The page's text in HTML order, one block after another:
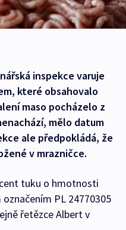
inspekce varuje
které obsahovalo
maso pocházelo z
mělo datum
ale předpokládá, že
v mrazničce.
tuku o hmotnosti
PL 24770305
řetězce Albert v